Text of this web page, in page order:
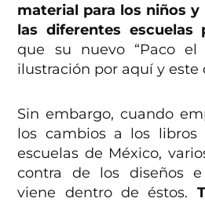
material para los niños
las diferentes escuelas
que su nuevo “Paco el
ilustración por aquí y este
Sin embargo, cuando
los cambios a los
escuelas de México,
contra de los diseños
viene dentro de éstos.